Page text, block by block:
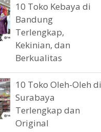
10 Toko Kebaya di
Bandung
Terlengkap,
Kekinian, dan
Berkualitas
10 Toko Oleh-Oleh di
Surabaya
Terlengkap dan
Original